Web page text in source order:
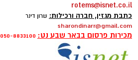
rotems@isnet.co.il
כתבת מגזין, חברה ורכילות: שרון דינר
sharondinarr@gmail.com
מכירות פרסום בבאר שבע נט: 050-8833100